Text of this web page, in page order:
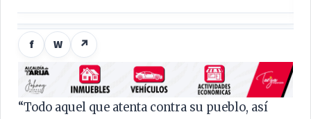
f W ↗
“Todo aquel que atenta contra su pueblo, así